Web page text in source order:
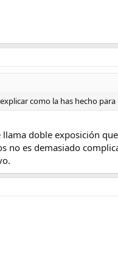
como la has hecho
llama doble exposición
no es demasiado